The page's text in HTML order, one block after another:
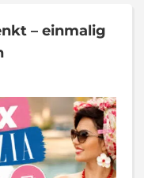
– einmalig